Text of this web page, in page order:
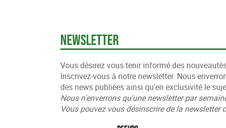
Newsletter
Vous désirez vous tenir informé des
Inscrivez-vous à notre newsletter. Nous
des news publiées ainsi qu'en exclusivité le
Nous n'enverrons qu'une newsletter par
Vous pouvez vous désinscrire de la newsletter